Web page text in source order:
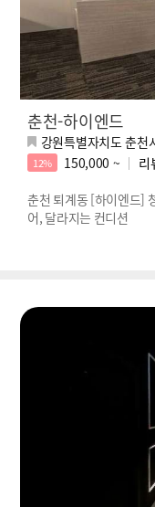
춘천-하이엔드
강원특별자치도 춘천
12% 150,000 ~ 리
춘천 퇴계동 [하이엔드]
어, 달라지는 컨디션